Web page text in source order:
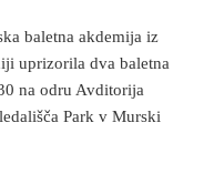
baletna akdemija iz
uprizorila dva baletna
na odru Avditorija
Park v Murski